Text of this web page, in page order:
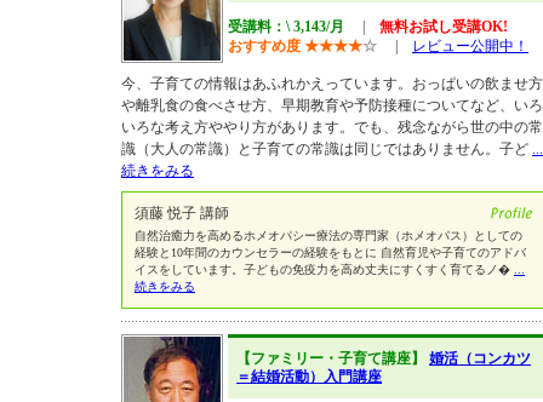
受講料：\ 3,143/月
無料お試し受講OK!
おすすめ度 ★★★★☆ レビュー公開中！
今、子育ての情報はあふれかえっています。おっぱいの飲ませ方
や離乳食の食べさせ方、早期教育や予防接種についてなど、いろ
いろな考え方ややり方があります。でも、残念ながら世の中の常
識（大人の常識）と子育ての常識は同じではありません。子ど ...
続きをみる
須藤 悦子 講師
自然治癒力を高めるホメオパシー療法の専門家（ホメオパス）としての
経験と10年間のカウンセラーの経験をもとに 自然育児や子育てのアドバ
イスをしています。子どもの免疫力を高め丈夫にすくすく育てるノ�
続きをみる
【ファミリー・子育て講座】 婚活（コンカツ
＝結婚活動）入門講座